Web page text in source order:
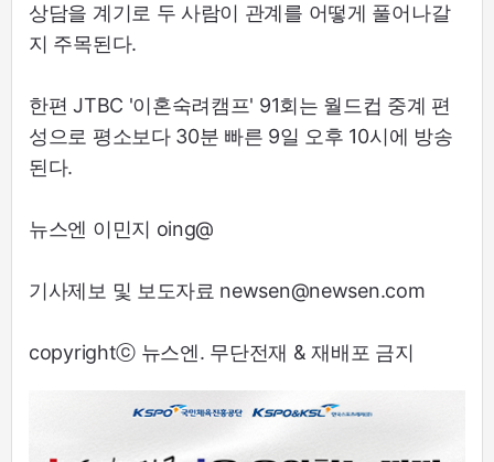
상담을 계기로 두 사람이 관계를 어떻게 풀어나갈
지 주목된다.
한편 JTBC '이혼숙려캠프' 91회는 월드컵 중계 편
성으로 평소보다 30분 빠른 9일 오후 10시에 방송
된다.
뉴스엔 이민지 oing@
기사제보 및 보도자료 newsen@newsen.com
copyrightⓒ 뉴스엔. 무단전재 & 재배포 금지